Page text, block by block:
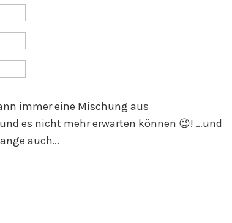
immer eine Mischung aus
es nicht mehr erwarten können 😉! …und
auch…